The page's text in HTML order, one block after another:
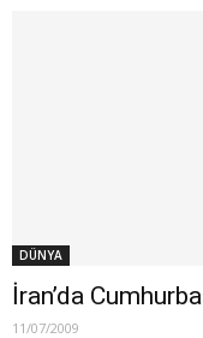
DÜNYA
İran’da
11/07/2009